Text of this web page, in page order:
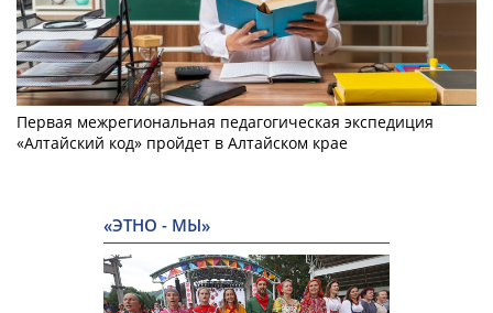
Первая межрегиональная педагогическая экспедиция
«Алтайский код» пройдет в Алтайском крае
«ЭТНО - МЫ»